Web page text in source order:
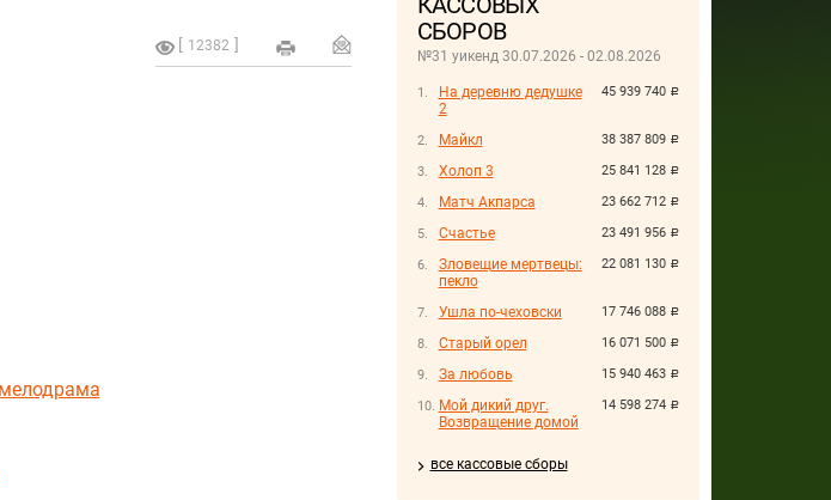
СБОРОВ
№31 уикенд 30.07.2026 - 02.08.2026
45 939 740 руб.
На деревню дедушке
2
38 387 809 руб.
Майкл
25 841 128 руб.
Холоп 3
23 662 712 руб.
Матч Акпарса
23 491 956 руб.
Счастье
22 081 130 руб.
Зловещие мертвецы:
пекло
17 746 088 руб.
Ушла по-чеховски
16 071 500 руб.
Старый орел
15 940 463 руб.
За любовь
14 598 274 руб.
Мой дикий друг.
Возвращение домой
все кассовые сборы
12382
мелодрама